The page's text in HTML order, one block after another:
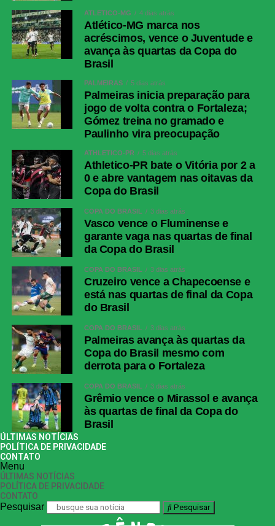
ATLÉTICO-MG 4 dias atrás
Atlético-MG marca nos
acréscimos, vence o Juventude e
avança às quartas da Copa do
Brasil
PALMEIRAS 5 dias atrás
Palmeiras inicia preparação para
jogo de volta contra o Fortaleza;
Gómez treina no gramado e
Paulinho vira preocupação
ATHLETICO-PR 5 dias atrás
Athletico-PR bate o Vitória por 2 a
0 e abre vantagem nas oitavas da
Copa do Brasil
COPA DO BRASIL 3 dias atrás
Vasco vence o Fluminense e
garante vaga nas quartas de final
da Copa do Brasil
COPA DO BRASIL 3 dias atrás
Cruzeiro vence a Chapecoense e
está nas quartas de final da Copa
do Brasil
COPA DO BRASIL 3 dias atrás
Palmeiras avança às quartas da
Copa do Brasil mesmo com
derrota para o Fortaleza
COPA DO BRASIL 3 dias atrás
Grêmio vence o Mirassol e avança
às quartas de final da Copa do
Brasil
ÚLTIMAS NOTÍCIAS
POLÍTICA DE PRIVACIDADE
CONTATO
Menu
ÚLTIMAS NOTÍCIAS
POLÍTICA DE PRIVACIDADE
CONTATO
Pesquisar Pesquisar